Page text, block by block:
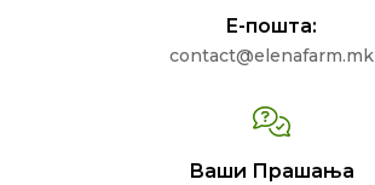
Е-пошта:
contact@elenafarm.mk
Ваши Прашања